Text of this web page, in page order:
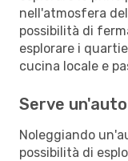
nell'atmosfera
possibilità di
esplorare i
cucina locale e
Serve
Noleggiando
possibilità di